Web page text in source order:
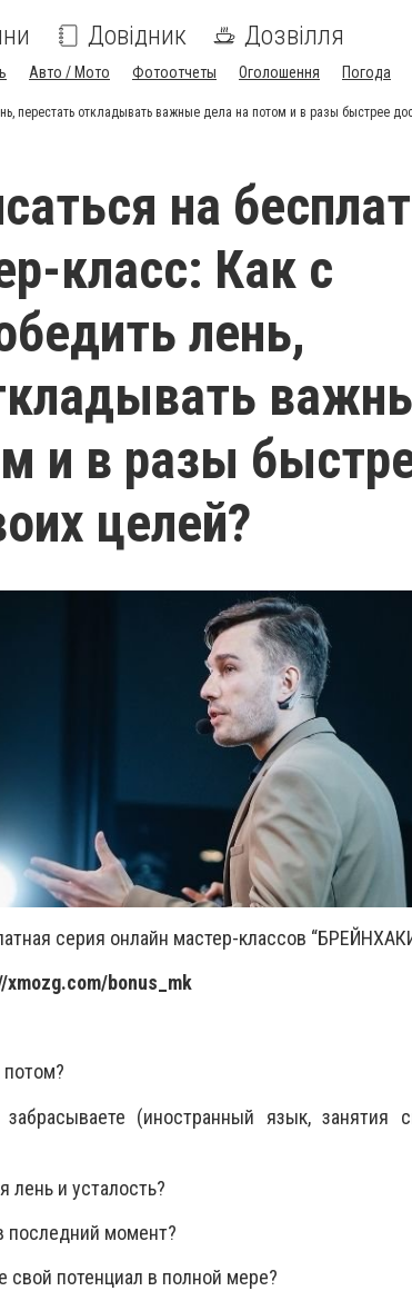
Довідник Дозвілля
Авто / Мото Фотоотчеты Оголошення Погода
перестать откладывать важные дела на потом и в разы быстрее
на
класс: Как с
лень,
и в разы
целей?
серия онлайн мастер-классов
xmozg.com/bonus_mk
(иностранный язык, занятия
лень и усталость?
последний момент?
свой потенциал в полной мере?